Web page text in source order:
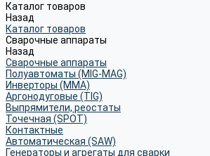
Каталог товаров
Назад
Каталог товаров
Сварочные аппараты
Назад
Сварочные аппараты
Полуавтоматы (MIG-MAG)
Инверторы (MMA)
Аргонодуговые (TIG)
Выпрямители, реостаты
Точечная (SPOT)
Контактные
Автоматическая (SAW)
Генераторы и агрегаты для сварки